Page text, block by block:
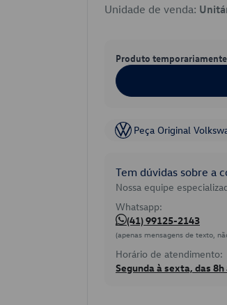
Unidade de venda:
Produto
Peça Original
Tem dúvidas sobre a
Nossa equipe
Whatsapp:
(41) 99125-2143
(apenas mensagens de texto,
Horário de atendimento:
Segunda à sexta, das 8h